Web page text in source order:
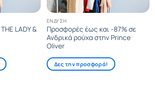
LADY &
ΈΝΔΥΣΗ
Προσφορές έως και -87% σε
Ανδρικά ρούχα στην Prince
Oliver
Δες την προσφορά!